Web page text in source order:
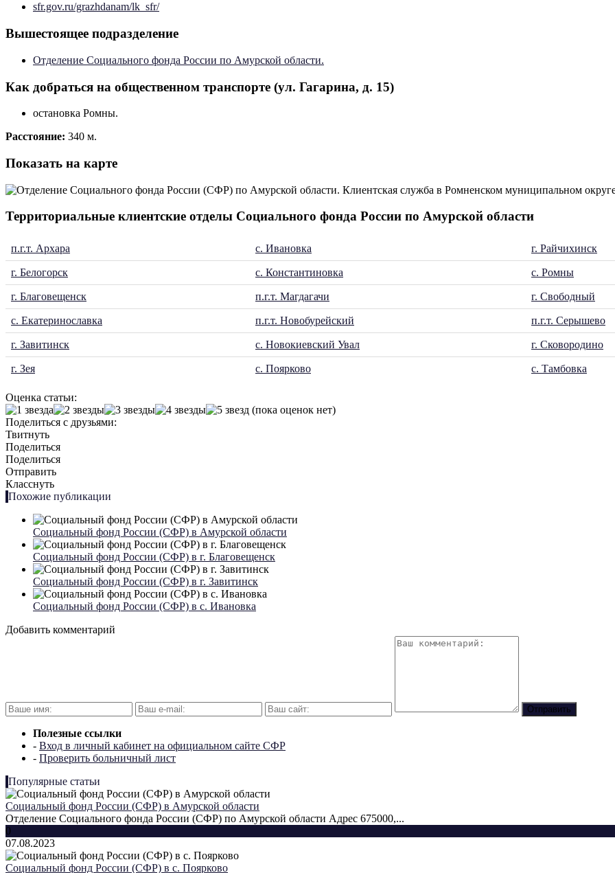
sfr.gov.ru/grazhdanam/lk_sfr/
Вышестоящее подразделение
Отделение Социального фонда России по Амурской области.
Как добраться на общественном транспорте (ул. Гагарина, д. 15)
остановка Ромны.
Расстояние: 340 м.
Показать на карте
Территориальные клиентские отделы Социального фонда России по Амурской области
п.г.т. Архара с. Ивановка г. Райчихинск
г. Белогорск с. Константиновка с. Ромны
г. Благовещенск п.г.т. Магдагачи г. Свободный
с. Екатеринославка п.г.т. Новобурейский п.г.т. Серышево
г. Завитинск с. Новокиевский Увал г. Сковородино
г. Зея с. Поярково с. Тамбовка
Оценка статьи:
(пока оценок нет)
Поделиться с друзьями:
Твитнуть
Поделиться
Поделиться
Отправить
Класснуть
Похожие публикации
Социальный фонд России (СФР) в Амурской области
Социальный фонд России (СФР) в г. Благовещенск
Социальный фонд России (СФР) в г. Завитинск
Социальный фонд России (СФР) в с. Ивановка
Добавить комментарий
Полезные ссылки
- Вход в личный кабинет на официальном сайте СФР
- Проверить больничный лист
Популярные статьи
Социальный фонд России (СФР) в Амурской области
Отделение Социального фонда России (СФР) по Амурской области Адрес 675000,...
0
07.08.2023
Социальный фонд России (СФР) в с. Поярково